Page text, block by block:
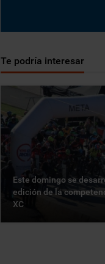
Te podría interesar
Este domingo se
edición de la
XC